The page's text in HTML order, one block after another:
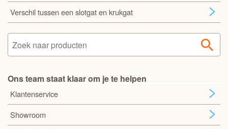
Verschil tussen een slotgat en krukgat
Ons team staat klaar om je te helpen
Klantenservice
Showroom